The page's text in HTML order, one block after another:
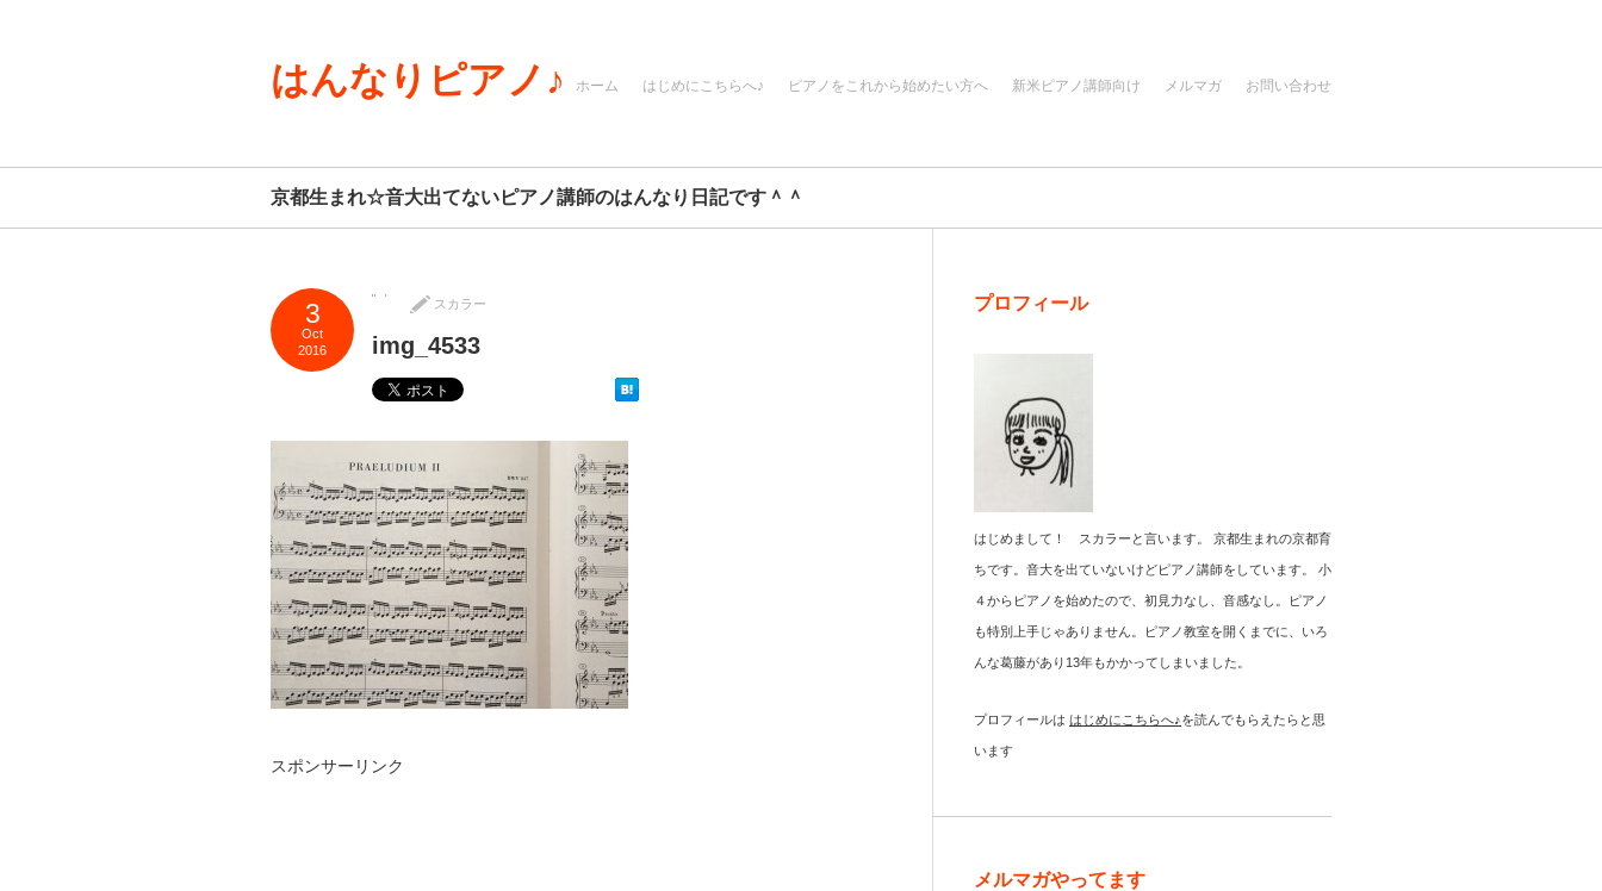
はんなりピアノ♪ ホーム はじめにこちらへ♪ ピアノをこれから始めたい方へ 新米ピアノ講師向け メルマガ お問い合わせ
京都生まれ☆音大出てないピアノ講師のはんなり日記です＾＾
3
Oct
2016
スカラー
img_4533
スポンサーリンク
プロフィール
はじめまして！ スカラーと言います。 京都生まれの京都育
ちです。音大を出ていないけどピアノ講師をしています。 小
４からピアノを始めたので、初見力なし、音感なし。ピアノ
も特別上手じゃありません。ピアノ教室を開くまでに、いろ
んな葛藤があり13年もかかってしまいました。
プロフィールは はじめにこちらへ♪を読んでもらえたらと思
います
メルマガやってます